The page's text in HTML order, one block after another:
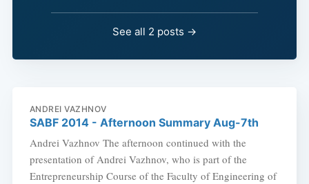
See all 2 posts →
ANDREI VAZHNOV
SABF 2014 - Afternoon Summary Aug-7th
Andrei Vazhnov The afternoon continued with the
presentation of Andrei Vazhnov, who is part of the
Entrepreneurship Course of the Faculty of Engineering of